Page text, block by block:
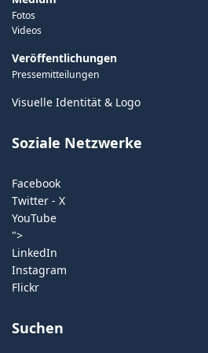
Fotos
Videos
Veröffentlichungen
Pressemitteilungen
Visuelle Identität & Logo
Soziale Netzwerke
Facebook
Twitter - X
YouTube
">
LinkedIn
Instagram
Flickr
Suchen